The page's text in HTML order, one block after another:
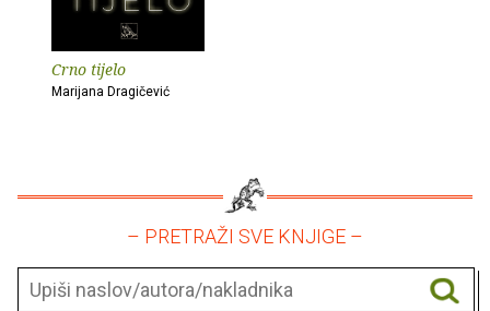
Crno tijelo
Marijana Dragičević
– PRETRAŽI SVE KNJIGE –